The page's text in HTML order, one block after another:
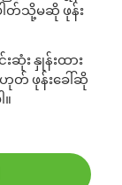
တ်သို့မဆို ဖုန်း
း နှုန်းထား
တ် ဖုန်းခေါ်ဆို